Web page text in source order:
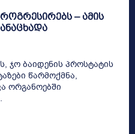
– ამის
ჯო ბაიდენის პროსტატის
წარმოქმნა,
ორგანოებში